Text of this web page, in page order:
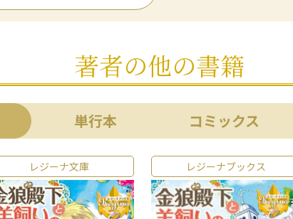
著者の他の書籍
単行本 コミックス
レジーナ文庫 レジーナブックス